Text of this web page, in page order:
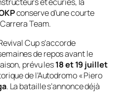
et écuries, la
conserve d’une courte
Team.
Cup s’accorde
de repos avant le
prévu les18 et 19 juillet
de l’Autodromo « Piero
. La bataille s’annonce déjà